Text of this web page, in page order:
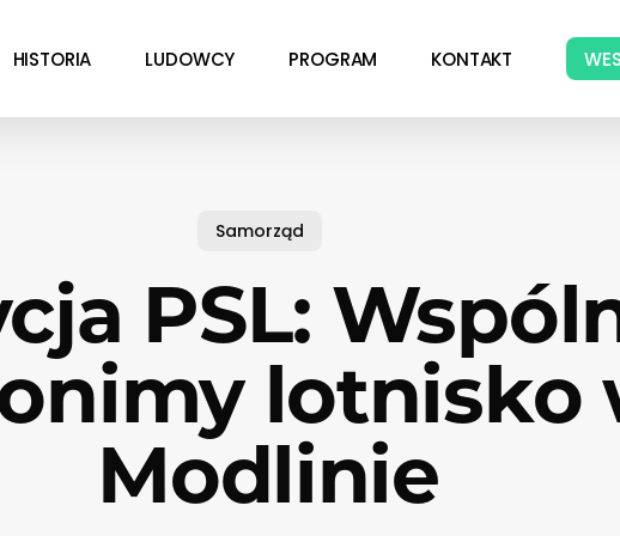
HISTORIA LUDOWCY PROGRAM KONTAKT
Samorząd
PSL:
lotnisko
Modlinie